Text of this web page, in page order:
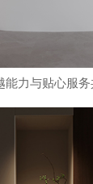
能力与贴心服